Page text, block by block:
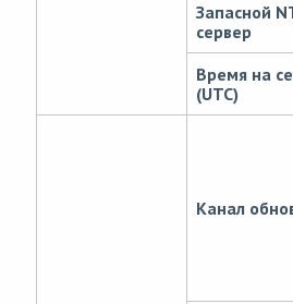
Запасной
сервер
Время на
(UTC)
Канал